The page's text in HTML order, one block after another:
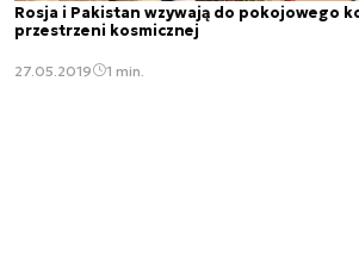
Rosja i Pakistan wzywają do pokojowego
przestrzeni kosmicznej
27.05.2019 1 min.